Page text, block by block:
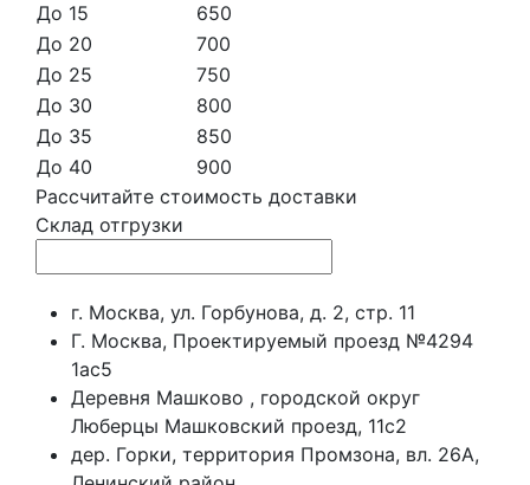
До 15
650
До 20
700
До 25
750
До 30
800
До 35
850
До 40
900
Рассчитайте стоимость доставки
Склад отгрузки
г. Москва, ул. Горбунова, д. 2, стр. 11
Г. Москва, Проектируемый проезд №4294
1ас5
Деревня Машково , городской округ
Люберцы Машковский проезд, 11с2
дер. Горки, территория Промзона, вл. 26А,